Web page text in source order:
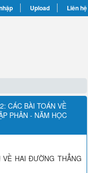
Upload Liên hệ
CÁC BÀI TOÁN VỀ
PHÂN - NĂM HỌC
VỀ HAI ĐƯỜNG THẲNG